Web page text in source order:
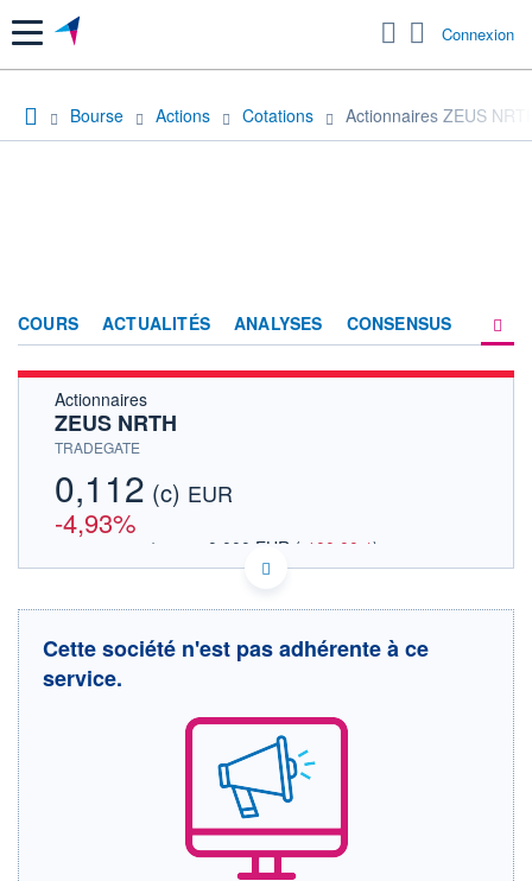
Menu Connexion
Bourse Actions Cotations Actionnaires ZEUS
COURS ACTUALITÉS ANALYSES CONSENSUS
Actionnaires
ZEUS NRTH
TRADEGATE
0,112 (c) EUR
-4,93%
0,000 EUR ( -100,00%)
DONNÉES TEMPS RÉEL
Cotation sur les autres places
0,118
+ BAS
0,112
CAPITAL ÉCHANGÉ
0,00%
DERNIER ÉCHANGE
07.08.26 / 10:24:55
Cette société n'est pas adhérente à ce
service.